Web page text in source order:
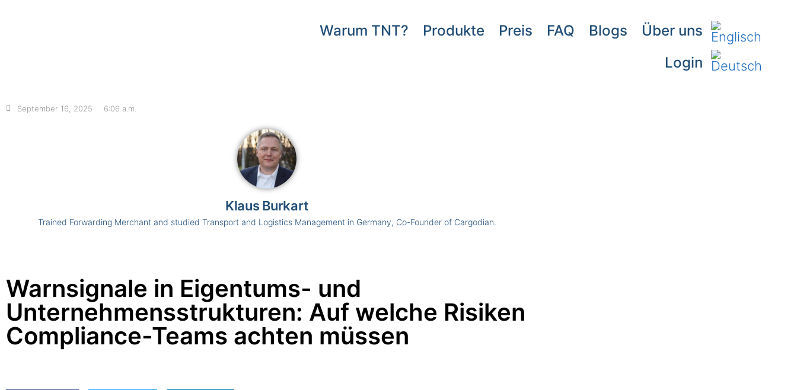
Warum TNT? Produkte Preis FAQ Blogs
Über uns
Login
September 16, 2025 6:06 a.m.
Klaus Burkart
Trained Forwarding Merchant and studied Transport and Logistics Management in Germany, Co-Founder of Cargodian.
Warnsignale in Eigentums- und
Unternehmensstrukturen: Auf welche Risiken
Compliance-Teams achten müssen